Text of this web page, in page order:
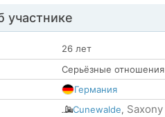
участнике
26 лет
Серьёзные отношения
Германия
Cunewalde, Saxony